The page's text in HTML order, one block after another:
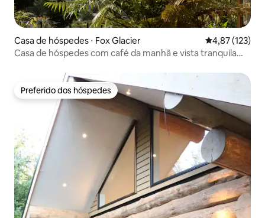
Casa de hóspedes ⋅ Fox Glacier 4,87 de uma
4,87 (123)
Casa de hóspedes com café da manhã e vista tranquila
Preferido dos hóspedes
Preferido dos hóspedes